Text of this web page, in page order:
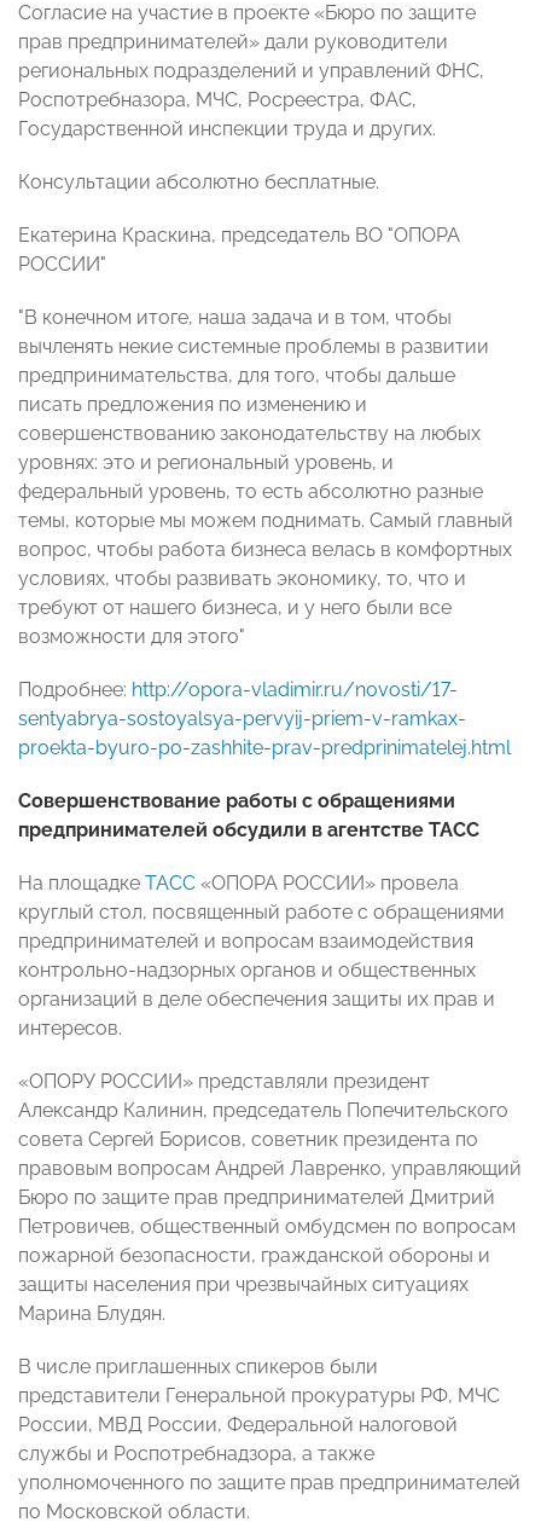
Согласие на участие в проекте «Бюро по защите
прав предпринимателей» дали руководители
региональных подразделений и управлений ФНС,
Роспотребназора, МЧС, Росреестра, ФАС,
Государственной инспекции труда и других.
Консультации абсолютно бесплатные.
Екатерина Краскина, председатель ВО "ОПОРА
РОССИИ"
"В конечном итоге, наша задача и в том, чтобы
вычленять некие системные проблемы в развитии
предпринимательства, для того, чтобы дальше
писать предложения по изменению и
совершенствованию законодательству на любых
уровнях: это и региональный уровень, и
федеральный уровень, то есть абсолютно разные
темы, которые мы можем поднимать. Самый главный
вопрос, чтобы работа бизнеса велась в комфортных
условиях, чтобы развивать экономику, то, что и
требуют от нашего бизнеса, и у него были все
возможности для этого"
Подробнее: http://opora-vladimir.ru/novosti/17-
sentyabrya-sostoyalsya-pervyij-priem-v-ramkax-
proekta-byuro-po-zashhite-prav-predprinimatelej.html
Совершенствование работы с обращениями
предпринимателей обсудили в агентстве ТАСС
На площадке ТАСС «ОПОРА РОССИИ» провела
круглый стол, посвященный работе с обращениями
предпринимателей и вопросам взаимодействия
контрольно-надзорных органов и общественных
организаций в деле обеспечения защиты их прав и
интересов.
«ОПОРУ РОССИИ» представляли президент
Александр Калинин, председатель Попечительского
совета Сергей Борисов, советник президента по
правовым вопросам Андрей Лавренко, управляющий
Бюро по защите прав предпринимателей Дмитрий
Петровичев, общественный омбудсмен по вопросам
пожарной безопасности, гражданской обороны и
защиты населения при чрезвычайных ситуациях
Марина Блудян.
В числе приглашенных спикеров были
представители Генеральной прокуратуры РФ, МЧС
России, МВД России, Федеральной налоговой
службы и Роспотребнадзора, а также
уполномоченного по защите прав предпринимателей
по Московской области.